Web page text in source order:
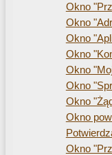
Okno
Okno
Okno
Okno
Okno
Okno
Okno
Okno
Okno